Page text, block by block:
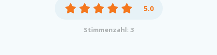
5.0
Stimmenzahl: 3